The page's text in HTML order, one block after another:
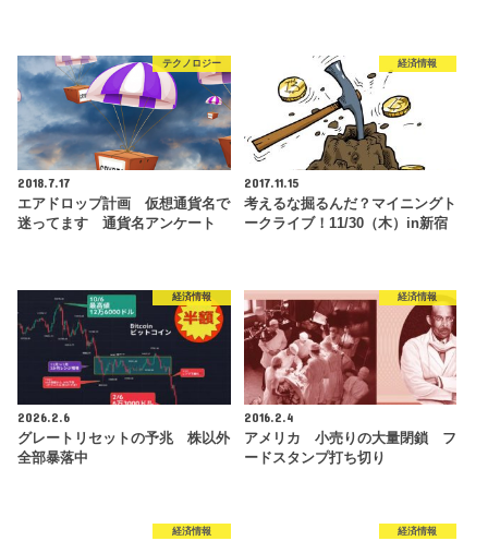
テクノロジー
2018.7.17
エアドロップ計画 仮想通貨名で
迷ってます 通貨名アンケート
経済情報
2017.11.15
考えるな掘るんだ？マイニングト
ークライブ！11/30（木）in新宿
経済情報
2026.2.6
グレートリセットの予兆 株以外
全部暴落中
経済情報
2016.2.4
アメリカ 小売りの大量閉鎖 フ
ードスタンプ打ち切り
経済情報 経済情報